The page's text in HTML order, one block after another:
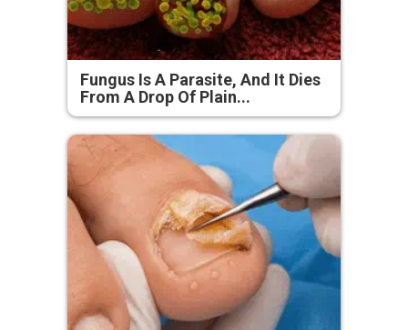
Fungus Is A Parasite, And It Dies
From A Drop Of Plain...